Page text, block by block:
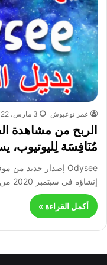
عمر توعيوش 3 مارس، 2022
الربح من مشاهدة
مُنَافِسَة لِليوتيوب،
إنشاؤه في سبتمبر 2020 من طرف الأمريكي جيريمي كوفمان.…
أكمل القراءة »